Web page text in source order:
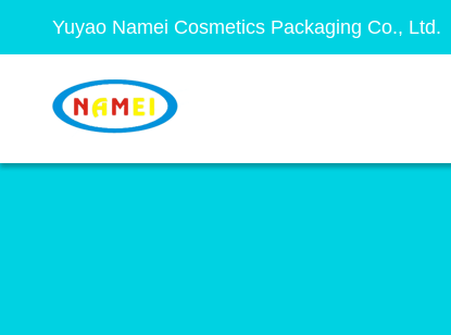
Yuyao Namei Cosmetics Packaging Co., Ltd.